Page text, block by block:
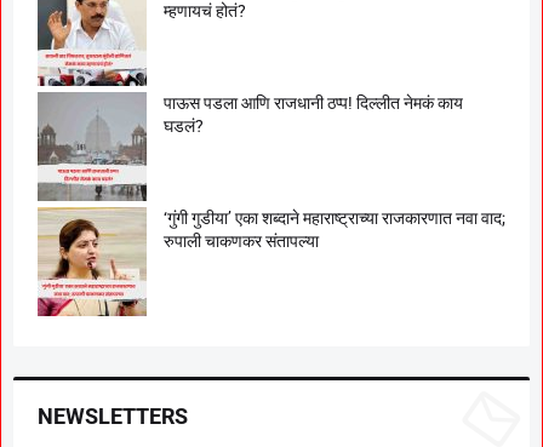
म्हणायचं होतं?
पाऊस पडला आणि राजधानी ठप्प! दिल्लीत नेमकं काय
घडलं?
‘गुंगी गुडीया’ एका शब्दाने महाराष्ट्राच्या राजकारणात नवा वाद;
रुपाली चाकणकर संतापल्या
NEWSLETTERS